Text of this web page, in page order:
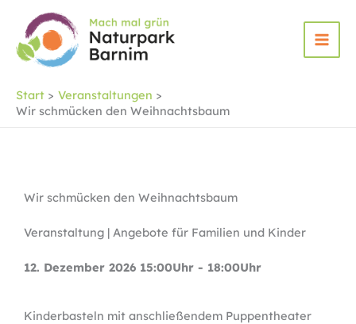
Inhalt
springen
Start
Veranstaltungen
Wir schmücken den Weihnachtsbaum
Wir schmücken den Weihnachtsbaum
Veranstaltung | Angebote für Familien und Kinder
12. Dezember 2026 15:00Uhr - 18:00Uhr
Kinderbasteln mit anschließendem Puppentheater